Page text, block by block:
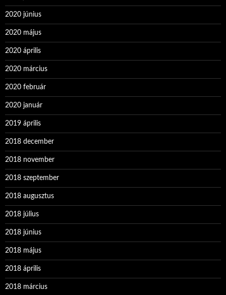
2020 június
2020 május
2020 április
2020 március
2020 február
2020 január
2019 április
2018 december
2018 november
2018 szeptember
2018 augusztus
2018 július
2018 június
2018 május
2018 április
2018 március